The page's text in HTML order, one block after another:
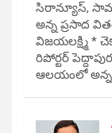
సిరాన్యూస్,
అన్న ప్రసాద
విజయలక్ష్మి *
రిపోర్టర్
ఆలయంలో అన్న